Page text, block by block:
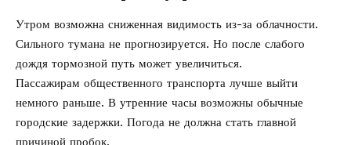
Утром возможна сниженная видимость из-за облачности.
Сильного тумана не прогнозируется. Но после слабого
дождя тормозной путь может увеличиться.
Пассажирам общественного транспорта лучше выйти
немного раньше. В утренние часы возможны обычные
городские задержки. Погода не должна стать главной
причиной пробок.